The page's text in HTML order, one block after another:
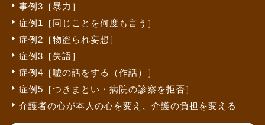
事例3［暴力］
症例1［同じことを何度も言う］
症例2［物盗られ妄想］
症例3［失語］
症例4［嘘の話をする（作話）］
症例5［つきまとい・病院の診察を拒否］
介護者の心が本人の心を変え、介護の負担を変える